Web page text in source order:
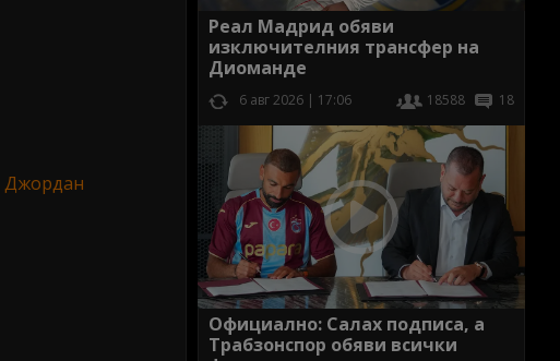
Джордан
Реал Мадрид обяви
изключителния трансфер на
Диоманде
6 авг 2026 | 17:06 18588 18
Официално: Салах подписа, а
Трабзонспор обяви всички